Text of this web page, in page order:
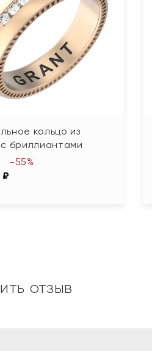
кольцо из
бриллиантами
₽
-55%
отзыв